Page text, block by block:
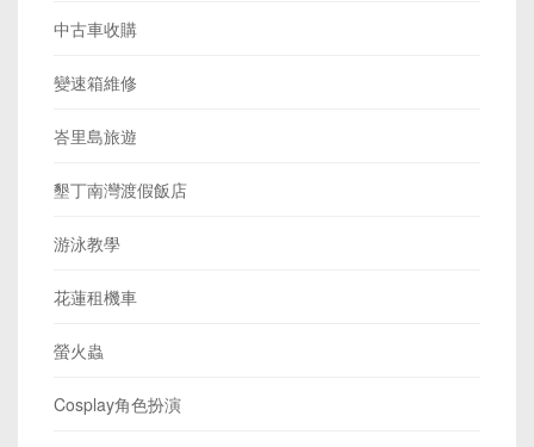
中古車收購
變速箱維修
峇里島旅遊
墾丁南灣渡假飯店
游泳教學
花蓮租機車
螢火蟲
Cosplay角色扮演